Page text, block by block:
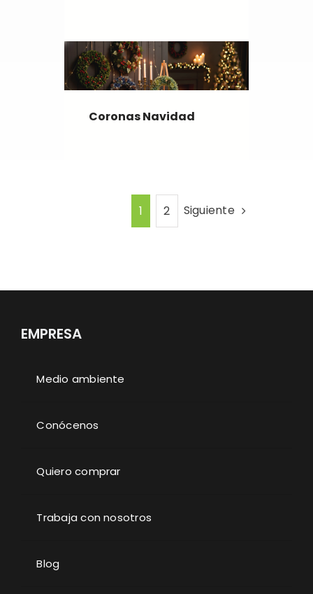
Coronas Navidad
1 2 Siguiente
EMPRESA
Medio ambiente
Conócenos
Quiero comprar
Trabaja con nosotros
Blog